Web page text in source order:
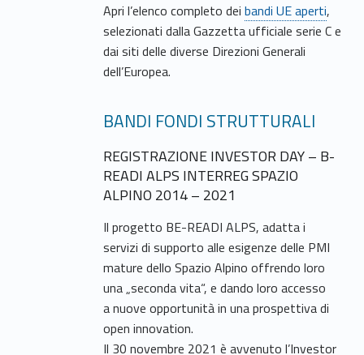
Apri l’elenco completo dei bandi UE aperti,
selezionati dalla Gazzetta ufficiale serie C e
dai siti delle diverse Direzioni Generali
dell’Europea.
BANDI FONDI STRUTTURALI
REGISTRAZIONE INVESTOR DAY – B-
READI ALPS INTERREG SPAZIO
ALPINO 2014 – 2021
Il progetto BE-READI ALPS, adatta i
servizi di supporto alle esigenze delle PMI
mature dello Spazio Alpino offrendo loro
una „seconda vita“, e dando loro accesso
a nuove opportunità in una prospettiva di
open innovation.
Il 30 novembre 2021 è avvenuto l’Investor